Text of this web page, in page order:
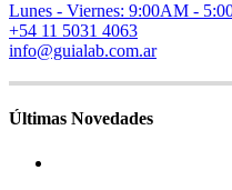
Lunes - Viernes: 9:00AM -
+54 11 5031 4063
info@guialab.com.ar
Últimas Novedades